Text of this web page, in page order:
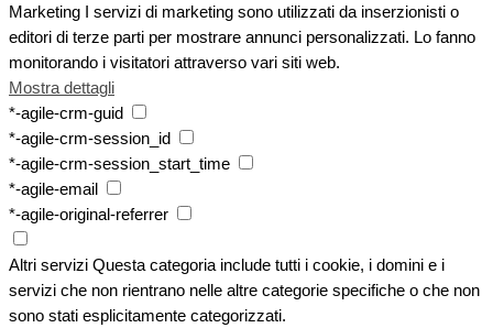
Marketing I servizi di marketing sono utilizzati da inserzionisti o
editori di terze parti per mostrare annunci personalizzati. Lo fanno
monitorando i visitatori attraverso vari siti web.
Mostra dettagli
*-agile-crm-guid
*-agile-crm-session_id
*-agile-crm-session_start_time
*-agile-email
*-agile-original-referrer
Altri servizi Questa categoria include tutti i cookie, i domini e i
servizi che non rientrano nelle altre categorie specifiche o che non
sono stati esplicitamente categorizzati.